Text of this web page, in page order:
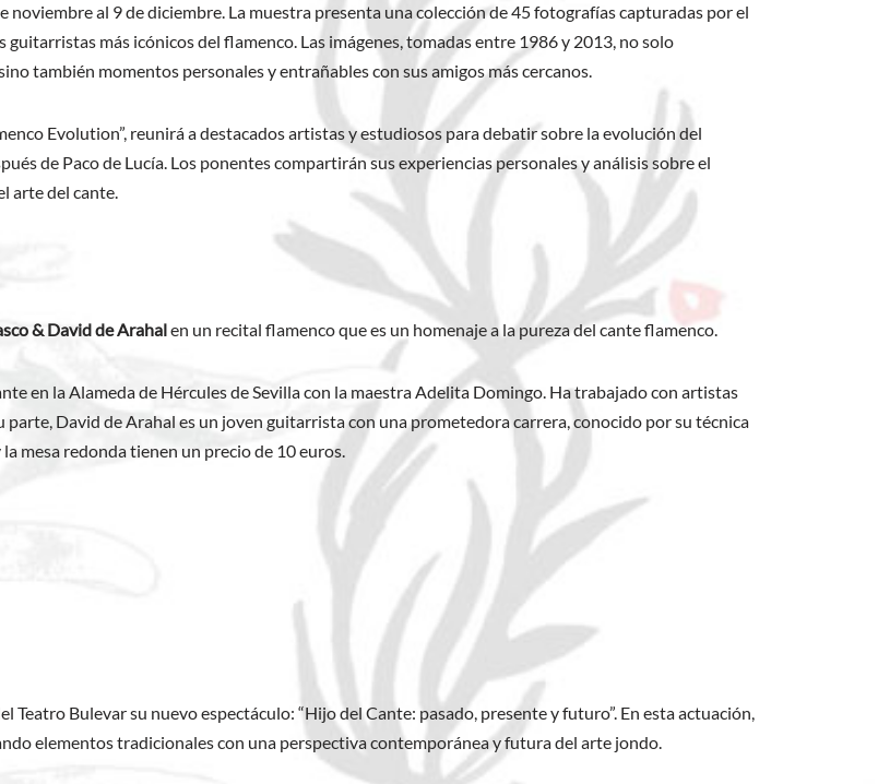
noviembre al 9 de diciembre. La muestra presenta una colección de 45 fotografías capturadas por el
más icónicos del flamenco. Las imágenes, tomadas entre 1986 y 2013, no solo
también momentos personales y entrañables con sus amigos más cercanos.
Evolution”, reunirá a destacados artistas y estudiosos para debatir sobre la evolución del
de Paco de Lucía. Los ponentes compartirán sus experiencias personales y análisis sobre el
arte del cante.
& David de Arahalen un recital flamenco que es un homenaje a la pureza del cante flamenco.
en la Alameda de Hércules de Sevilla con la maestra Adelita Domingo. Ha trabajado con artistas
parte, David de Arahal es un joven guitarrista con una prometedora carrera, conocido por su técnica
mesa redonda tienen un precio de 10 euros.
Teatro Bulevar su nuevo espectáculo: “Hijo del Cante: pasado, presente y futuro”. En esta actuación,
elementos tradicionales con una perspectiva contemporánea y futura del arte jondo.